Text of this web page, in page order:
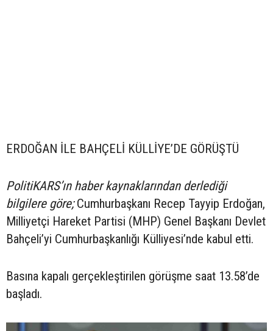
ERDOĞAN İLE BAHÇELİ KÜLLİYE’DE GÖRÜŞTÜ
PolitiKARS’ın haber kaynaklarından derlediği
bilgilere göre;Cumhurbaşkanı Recep Tayyip Erdoğan,
Milliyetçi Hareket Partisi (MHP) Genel Başkanı Devlet
Bahçeli’yi Cumhurbaşkanlığı Külliyesi’nde kabul etti.
Basına kapalı gerçekleştirilen görüşme saat 13.58’de
başladı.